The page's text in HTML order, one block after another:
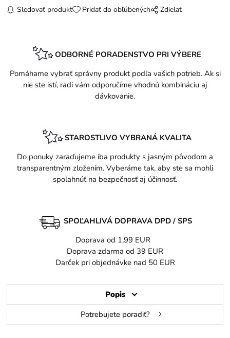
Sledovať produkt Pridať do obľúbených Zdielať
ODBORNÉ PORADENSTVO PRI VÝBERE
Pomáhame vybrať správny produkt podľa vašich potrieb. Ak si
nie ste istí, radi vám odporučíme vhodnú kombináciu aj
dávkovanie.
STAROSTLIVO VYBRANÁ KVALITA
Do ponuky zaraďujeme iba produkty s jasným pôvodom a
transparentným zložením. Vyberáme tak, aby ste sa mohli
spoľahnúť na bezpečnosť aj účinnosť.
SPOĽAHLIVÁ DOPRAVA DPD / SPS
Doprava od 1,99 EUR
Doprava zdarma od 39 EUR
Darček pri objednávke nad 50 EUR
Popis
Potrebujete poradiť?